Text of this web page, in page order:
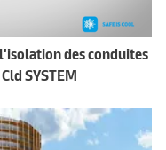
des conduites
SYSTEM